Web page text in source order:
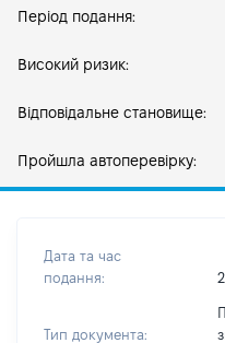
Період подання:
Високий ризик:
Відповідальне становище:
Пройшла автоперевірку:
Дата та час
подання:
Тип документа: